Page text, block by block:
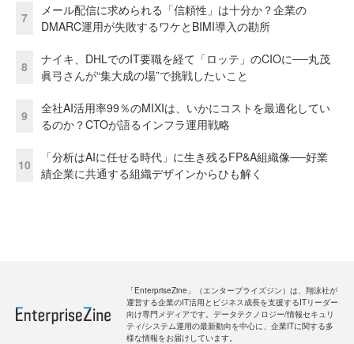
7
メール配信に求められる「信頼性」は十分か？企業の
DMARC運用が失敗するワケとBIMI導入の勘所
8
ナイキ、DHLでのIT要職を経て「ロッテ」のCIOに──丸茂
眞弓さんが“集大成の場”で挑戦したいこと
9
全社AI活用率99％のMIXIは、いかにコストを最適化してい
るのか？CTOが語るインフラ運用戦略
10
「分析はAIに任せる時代」に生き残るFP&A組織像──好業
績企業に共通する組織デザインからひも解く
「EnterpriseZine」（エンタープライズジン）は、翔泳社が
運営する企業のIT活用とビジネス成長を支援するITリーダー
向け専門メディアです。データテクノロジー/情報セキュリ
ティ/システム運用の最新動向を中心に、企業ITに関する多
様な情報をお届けしています。